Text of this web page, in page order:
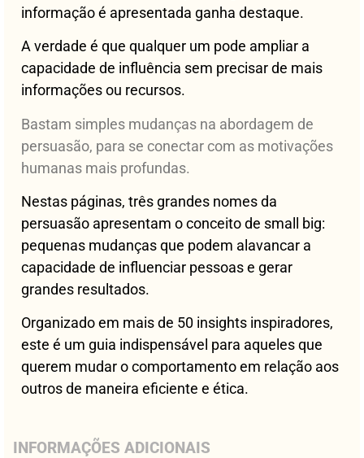
informação é apresentada ganha destaque.
A verdade é que qualquer um pode ampliar a
capacidade de influência sem precisar de mais
informações ou recursos.
Bastam simples mudanças na abordagem de
persuasão, para se conectar com as motivações
humanas mais profundas.
Nestas páginas, três grandes nomes da
persuasão apresentam o conceito de small big:
pequenas mudanças que podem alavancar a
capacidade de influenciar pessoas e gerar
grandes resultados.
Organizado em mais de 50 insights inspiradores,
este é um guia indispensável para aqueles que
querem mudar o comportamento em relação aos
outros de maneira eficiente e ética.
INFORMAÇÕES ADICIONAIS